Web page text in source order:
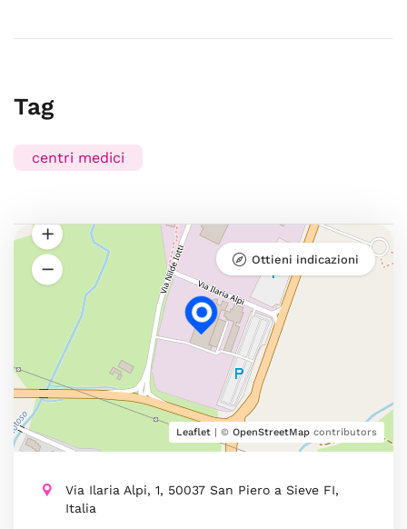
Tag
centri medici
Leaflet | © OpenStreetMap contributors
Ottieni indicazioni
Via Ilaria Alpi, 1, 50037 San Piero a Sieve FI,
Italia